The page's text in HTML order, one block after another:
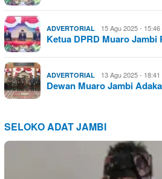
ADVERTORIAL 15 Agu 2025 - 15:46
Ketua DPRD Muaro
ADVERTORIAL 13 Agu 2025 - 18:41
Dewan Muaro Jambi
SELOKO ADAT JAMBI